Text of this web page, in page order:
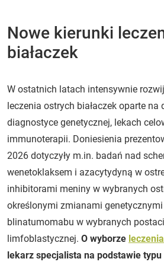
Nowe kierunki
białaczek
W ostatnich latach intensywnie
leczenia ostrych białaczek oparte na
diagnostyce genetycznej, lekach
immunoterapii. Doniesienia
2026 dotyczyły m.in. badań nad
wenetoklaksem i azacytydyną w
inhibitorami meniny w wybranych
określonymi zmianami
blinatumomabu w wybranych
limfoblastycznej. O wyborze leczenia
lekarz specjalista na podstawie